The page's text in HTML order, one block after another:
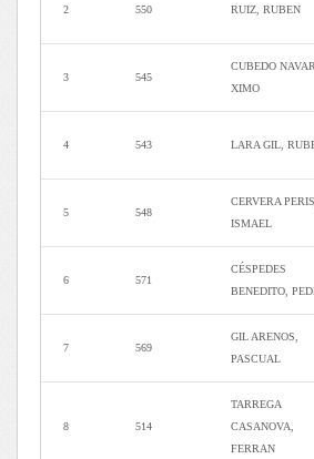
2 550 RUIZ, RUBEN
3 545
CUBEDO
XIMO
4 543 LARA GIL,
5 548
CERVERA PERIS,
ISMAEL
6 571
CÉSPEDES
BENEDITO,
7 569
GIL ARENOS,
PASCUAL
8 514
TARREGA
CASANOVA,
FERRAN